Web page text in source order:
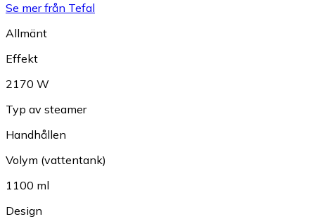
Se mer från Tefal
Allmänt
Effekt
2170 W
Typ av steamer
Handhållen
Volym (vattentank)
1100 ml
Design